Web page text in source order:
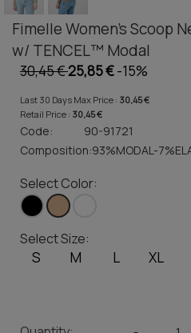
Fimelle Women's Scoop
w/ TENCEL™ Modal
30,45 €25,85 €-15%
Last 30 Days Max Price : 30,45 €
Retail Price : 30,45 €
Code:
90-91721
Composition:93%MODAL-
Select Color:
Select Size:
S M L XL